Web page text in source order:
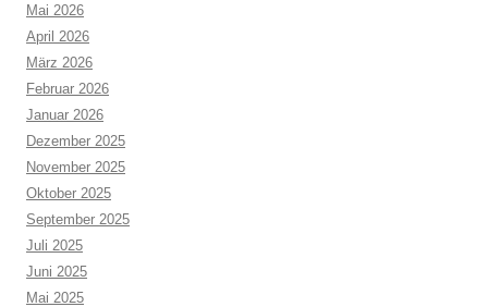
Mai 2026
April 2026
März 2026
Februar 2026
Januar 2026
Dezember 2025
November 2025
Oktober 2025
September 2025
Juli 2025
Juni 2025
Mai 2025